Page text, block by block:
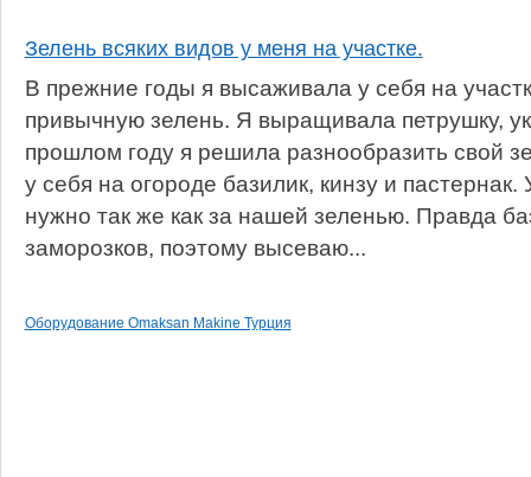
Зелень всяких видов у меня на участке.
В прежние годы я высаживала у себя на
привычную зелень. Я выращивала петрушку,
прошлом году я решила разнообразить свой
у себя на огороде базилик, кинзу и
нужно так же как за нашей зеленью. Правда
заморозков, поэтому высеваю...
Оборудование Omaksan Makine Турция